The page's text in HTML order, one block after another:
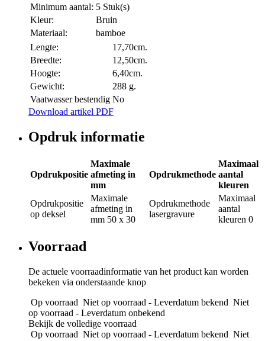
Minimum aantal: 5 Stuk(s)
Kleur:
Bruin
Materiaal:
bamboe
Lengte:
17,70cm.
Breedte:
12,50cm.
Hoogte:
6,40cm.
Gewicht:
288 g.
Vaatwasser bestendig No
Download artikel PDF
Opdruk informatie
Opdrukpositie
Maximale
afmeting in
mm
Opdrukmethode
Maximaal
aantal
kleuren
Opdrukpositie
op deksel
Maximale
afmeting in
mm 50 x 30
Opdrukmethode
lasergravure
Maximaal
aantal
kleuren 0
Voorraad
De actuele voorraadinformatie van het product kan worden
bekeken via onderstaande knop
Op voorraad Niet op voorraad - Leverdatum bekend Niet
op voorraad - Leverdatum onbekend
Bekijk de volledige voorraad
Op voorraad Niet op voorraad - Leverdatum bekend Niet